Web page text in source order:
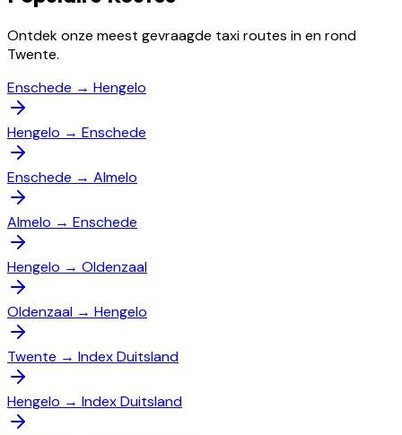
Ontdek onze meest gevraagde taxi routes in en rond
Twente.
Enschede → Hengelo
Hengelo → Enschede
Enschede → Almelo
Almelo → Enschede
Hengelo → Oldenzaal
Oldenzaal → Hengelo
Twente → Index Duitsland
Hengelo → Index Duitsland